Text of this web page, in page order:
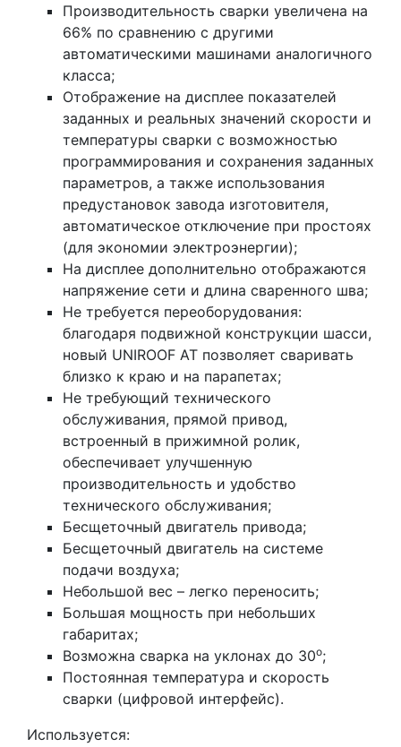
Производительность сварки увеличена на
66% по сравнению с другими
автоматическими машинами аналогичного
класса;
Отображение на дисплее показателей
заданных и реальных значений скорости и
температуры сварки с возможностью
программирования и сохранения заданных
параметров, а также использования
предустановок завода изготовителя,
автоматическое отключение при простоях
(для экономии электроэнергии);
На дисплее дополнительно отображаются
напряжение сети и длина сваренного шва;
Не требуется переоборудования:
благодаря подвижной конструкции шасси,
новый UNIROOF AT позволяет сваривать
близко к краю и на парапетах;
Не требующий технического
обслуживания, прямой привод,
встроенный в прижимной ролик,
обеспечивает улучшенную
производительность и удобство
технического обслуживания;
Бесщеточный двигатель привода;
Бесщеточный двигатель на системе
подачи воздуха;
Небольшой вес – легко переносить;
Большая мощность при небольших
габаритах;
Возможна сварка на уклонах до 30o;
Постоянная температура и скорость
сварки (цифровой интерфейс).
Используется: